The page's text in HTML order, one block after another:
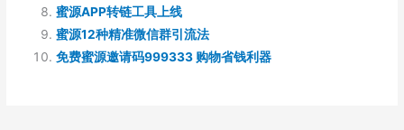
蜜源APP转链工具上线
蜜源12种精准微信群引流法
免费蜜源邀请码999333 购物省钱利器